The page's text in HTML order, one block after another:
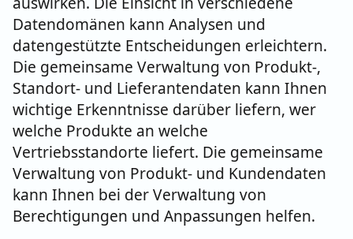
Datendomänen kann Analysen und
datengestützte Entscheidungen erleichtern.
Die gemeinsame Verwaltung von Produkt-,
Standort- und Lieferantendaten kann Ihnen
wichtige Erkenntnisse darüber liefern, wer
welche Produkte an welche
Vertriebsstandorte liefert. Die gemeinsame
Verwaltung von Produkt- und Kundendaten
kann Ihnen bei der Verwaltung von
Berechtigungen und Anpassungen helfen.